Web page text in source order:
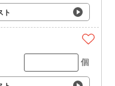
ト
個